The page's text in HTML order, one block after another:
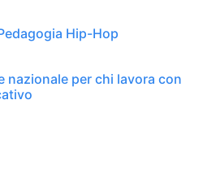
Hip-Hop
nazionale per chi lavora con